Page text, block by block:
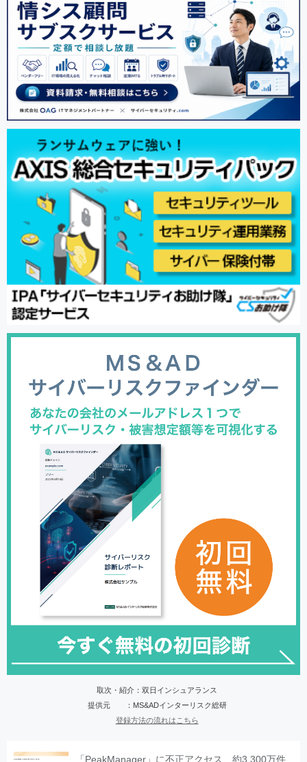
取次・紹介：双日インシュアランス
提供元 ：MS&ADインターリスク総研
登録方法の流れはこちら
「PeakManager」に不正アクセス、約3,300万件